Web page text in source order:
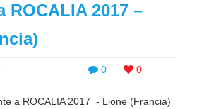
ROCALIA 2017 –
0 0
a ROCALIA 2017 - Lione (Francia)